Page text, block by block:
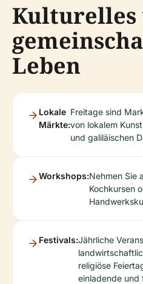
Kulturelles
Leben
Lokale
Märkte:
Freitage sind
von lokalem
und galiläischen
Workshops:Nehmen Sie
Kochkursen
Festivals:Jährliche
religiöse
einladende und